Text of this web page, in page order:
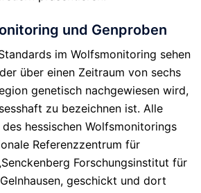
und Genproben
im Wolfsmonitoring sehen
über einen Zeitraum von sechs
genetisch nachgewiesen wird,
zu bezeichnen ist. Alle
des hessischen Wolfsmonitorings
Referenzzentrum für
Forschungsinstitut für
geschickt und dort